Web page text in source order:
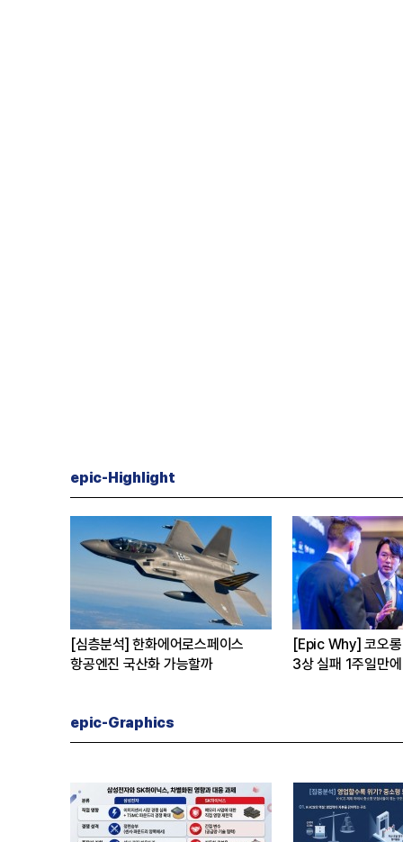
epic-Highlight
[심층분석] 한화에어로스페이스
항공엔진 국산화 가능할까
[Epic Why] 코오롱 이규호
3상 실패 1주일만에 티슈진
epic-Graphics